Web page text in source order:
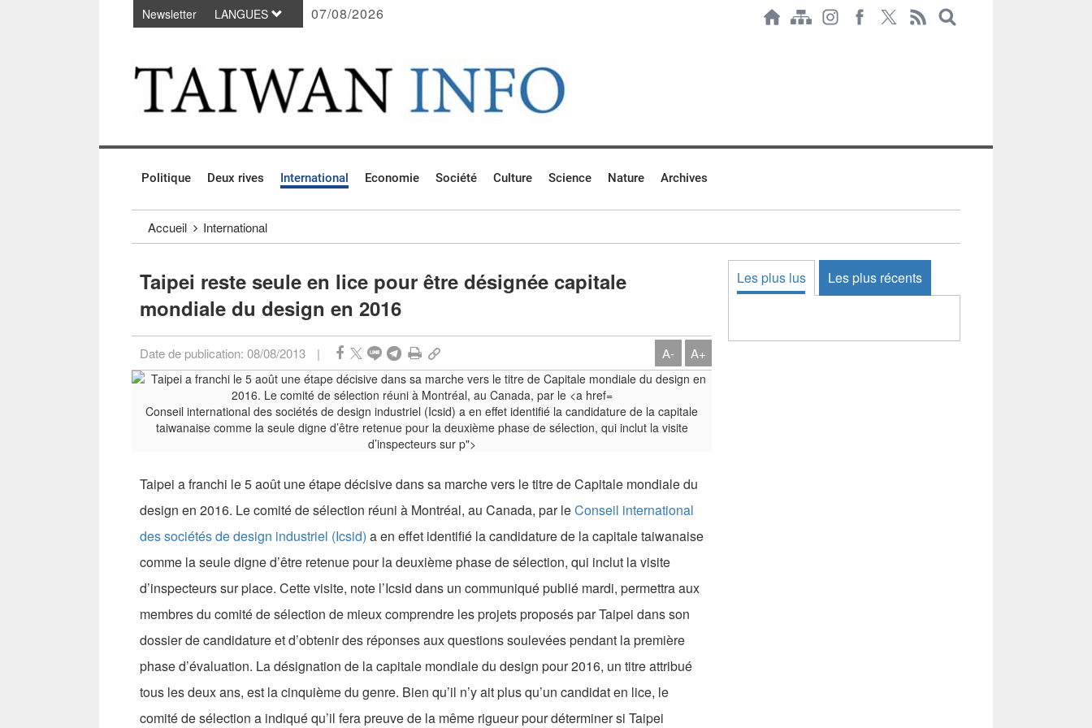
Passer au contenu principal
Newsletter LANGUES 07/08/2026
Politique Deux rives International Economie Société Culture Science Nature Archives
Accueil International
Taipei reste seule en lice pour être désignée capitale
mondiale du design en 2016
Date de publication: 08/08/2013 | A- A+
Conseil international des sociétés de design industriel (Icsid) a en effet identifié la candidature de la capitale
taiwanaise comme la seule digne d’être retenue pour la deuxième phase de sélection, qui inclut la visite
d’inspecteurs sur p">
Taipei a franchi le 5 août une étape décisive dans sa marche vers le titre de Capitale mondiale du
design en 2016. Le comité de sélection réuni à Montréal, au Canada, par leConseil international
des sociétés de design industriel (Icsid) a en effet identifié la candidature de la capitale taiwanaise
comme la seule digne d’être retenue pour la deuxième phase de sélection, qui inclut la visite
d’inspecteurs sur place. Cette visite, note l’Icsid dans un communiqué publié mardi, permettra aux
membres du comité de sélection de mieux comprendre les projets proposés par Taipei dans son
dossier de candidature et d’obtenir des réponses aux questions soulevées pendant la première
phase d’évaluation. La désignation de la capitale mondiale du design pour 2016, un titre attribué
tous les deux ans, est la cinquième du genre. Bien qu’il n’y ait plus qu’un candidat en lice, le
comité de sélection a indiqué qu’il fera preuve de la même rigueur pour déterminer si Taipei
Les plus lus Les plus récents